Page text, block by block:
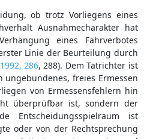
ob trotz Vorliegens eines
Ausnahmecharakter hat
eines Fahrverbotes
Linie der Beurteilung durch
286, 288). Dem Tatrichter ist
freies Ermessen
von Ermessensfehlern hin
überprüfbar ist, sondern der
Entscheidungsspielraum ist
oder von der Rechtsprechung